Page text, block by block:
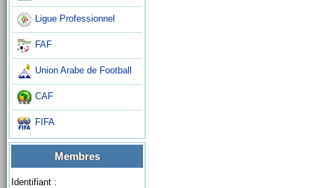
Ligue Professionnel
FAF
Union Arabe de Football
CAF
FIFA
Membres
Identifiant :